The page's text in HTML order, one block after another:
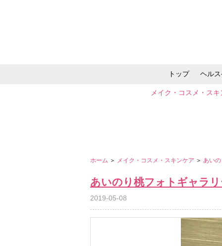
トップ ヘル
メイク・コスメ・ス
ホーム ＞ メイク・コスメ・スキンケア ＞ あい
あいのり桃フォトギャラ
2019-05-08